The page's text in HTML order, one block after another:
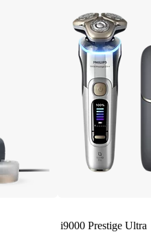
i9000 Prestige Ultra